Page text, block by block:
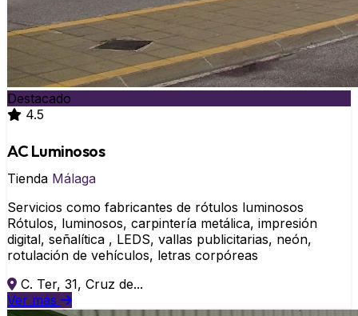
Destacado
4.5
AC Luminosos
Tienda Málaga
Servicios como fabricantes de rótulos luminosos
Rótulos, luminosos, carpintería metálica, impresión
digital, señalítica , LEDS, vallas publicitarias, neón,
rotulación de vehículos, letras corpóreas
C. Ter, 31, Cruz de...
Ver más